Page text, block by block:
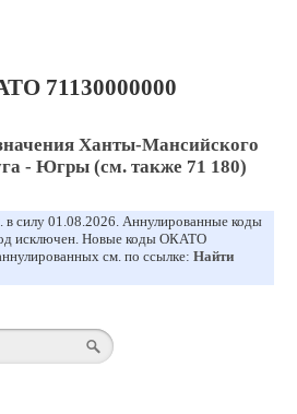
71130000000
Ханты-Мансийского
- Югры (см. также 71 180)
силу 01.08.2026. Аннулированные коды
исключен. Новые коды ОКАТО
см. по ссылке: Найти